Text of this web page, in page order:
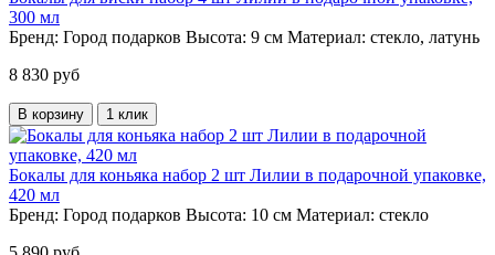
300 мл
Бренд: Город подарков Высота: 9 см Материал: стекло, латунь
8 830 руб
В корзину 1 клик
Бокалы для коньяка набор 2 шт Лилии в подарочной упаковке,
420 мл
Бренд: Город подарков Высота: 10 см Материал: стекло